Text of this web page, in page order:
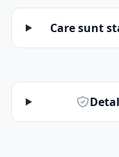
Care sunt